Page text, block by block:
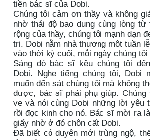
tiền bác sĩ của Dobi.
Chúng tôi cảm ơn thầy và không
nhờ thái độ bao dung cùng lòng từ
rộng của thầy, chúng tôi mạnh dạn
trị. Dobi nằm nhà thương một tuần
vào thời kỳ cuối, mỗi ngày chúng tôi
Sáng đó bác sĩ kêu chúng tôi
Dobi. Nghe tiếng chúng tôi, Dobi
muốn đến sát chúng tôi mà không
được, bác sĩ phải phụ giúp. Chúng
ve và nói cùng Dobi những lời yêu
rồi đọc kinh cho nó. Bác sĩ mời ra
giấy nhờ ở đó chôn cất Dobi.
Đã biết có duyên mới trùng ngộ,